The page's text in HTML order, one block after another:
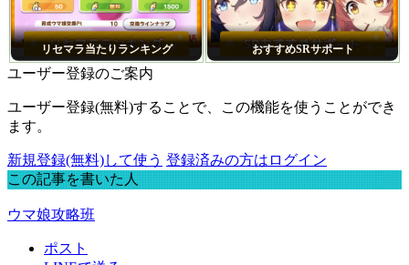
リセマラ当たりランキング おすすめSRサポート
ユーザー登録のご案内
ユーザー登録(無料)することで、この機能を使うことができ
ます。
新規登録(無料)して使う 登録済みの方はログイン
この記事を書いた人
ウマ娘攻略班
ポスト